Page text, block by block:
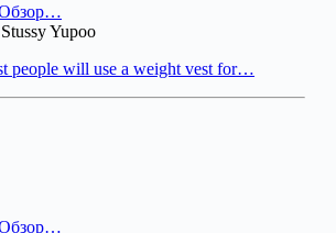
Обзор…
Yupoo
people will use a weight vest for…
Обзор…